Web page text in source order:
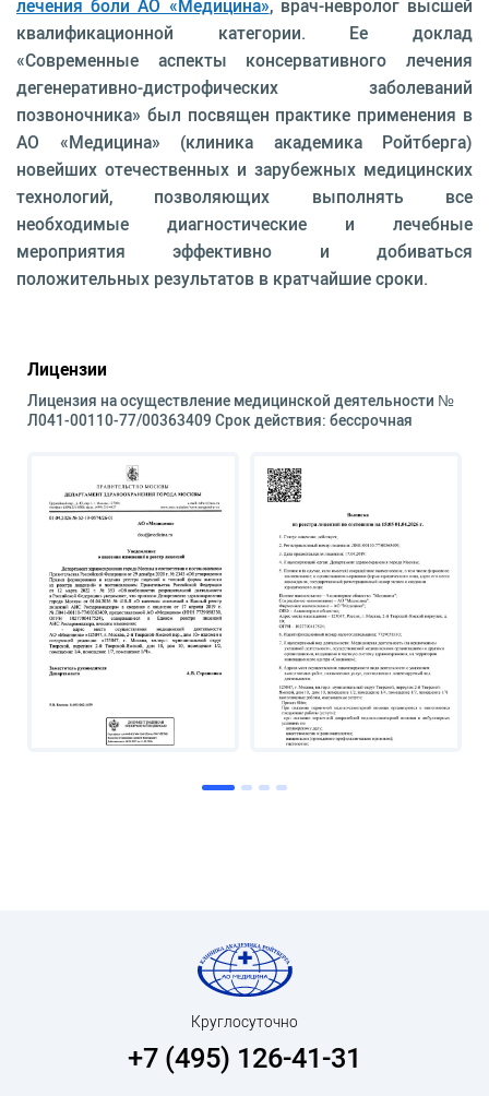
лечения боли АО «Медицина», врач-невролог высшей
квалификационной категории. Ее доклад
«Современные аспекты консервативного лечения
дегенеративно-дистрофических заболеваний
позвоночника» был посвящен практике применения в
АО «Медицина» (клиника академика Ройтберга)
новейших отечественных и зарубежных медицинских
технологий, позволяющих выполнять все
необходимые диагностические и лечебные
мероприятия эффективно и добиваться
положительных результатов в кратчайшие сроки.
Лицензии
Лицензия на осуществление медицинской деятельности №
Л041-00110-77/00363409 Срок действия: бессрочная
Круглосуточно
+7 (495) 126-41-31